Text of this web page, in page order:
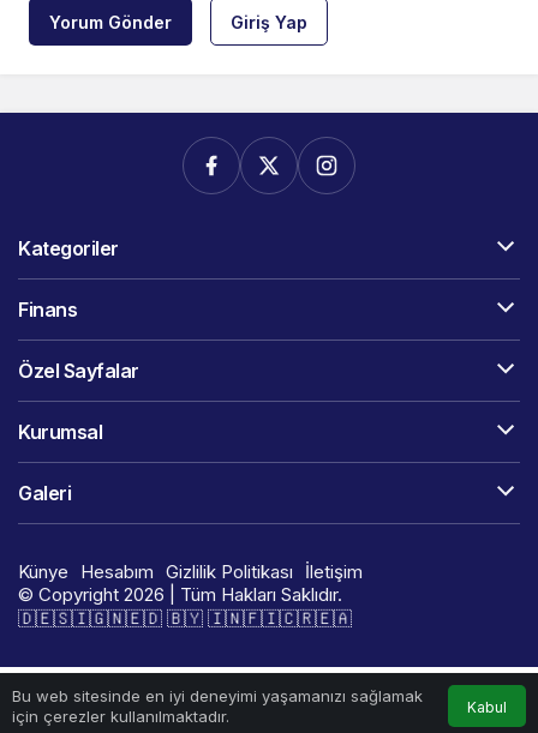
Yorum Gönder Giriş Yap
Bu web sitesinde en iyi deneyimi yaşamanızı sağlamak
için çerezler kullanılmaktadır.
Kabul
Anasayfa İletişim Instagram
Kategoriler
Finans
Özel Sayfalar
Kurumsal
Galeri
Künye Hesabım Gizlilik Politikası
İletişim
© Copyright 2026 | Tüm Hakları Saklıdır.
🇩​​​​​🇪​​​​​🇸​​​​​🇮​​​​​🇬​​​​​🇳​​​​​🇪​​​​​🇩​​​​​ 🇧​​​​​🇾​​​​​ 🇮​​​​​🇳​​​​​🇫​​​​​🇮​​​​​🇨​​​​​🇷​​​​​🇪​​​​​🇦​​​​​​​​​​